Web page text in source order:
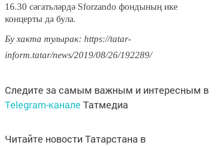
16.30 сәгатьләрдә Sforzando фондының ике
концерты да була.
Бу хакта тулырак: https://tatar-
inform.tatar/news/2019/08/26/192289/
Следите за самым важным и интересным в
Telegram-канале Татмедиа
Читайте новости Татарстана в